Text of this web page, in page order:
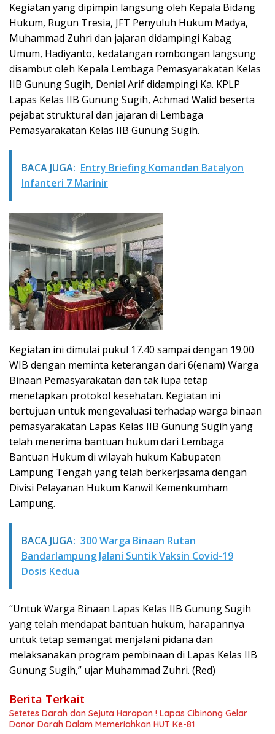
Kegiatan yang dipimpin langsung oleh Kepala Bidang
Hukum, Rugun Tresia, JFT Penyuluh Hukum Madya,
Muhammad Zuhri dan jajaran didampingi Kabag
Umum, Hadiyanto, kedatangan rombongan langsung
disambut oleh Kepala Lembaga Pemasyarakatan Kelas
IIB Gunung Sugih, Denial Arif didampingi Ka. KPLP
Lapas Kelas IIB Gunung Sugih, Achmad Walid beserta
pejabat struktural dan jajaran di Lembaga
Pemasyarakatan Kelas IIB Gunung Sugih.
BACA JUGA: Entry Briefing Komandan Batalyon
Infanteri 7 Marinir
Kegiatan ini dimulai pukul 17.40 sampai dengan 19.00
WIB dengan meminta keterangan dari 6(enam) Warga
Binaan Pemasyarakatan dan tak lupa tetap
menetapkan protokol kesehatan. Kegiatan ini
bertujuan untuk mengevaluasi terhadap warga binaan
pemasyarakatan Lapas Kelas IIB Gunung Sugih yang
telah menerima bantuan hukum dari Lembaga
Bantuan Hukum di wilayah hukum Kabupaten
Lampung Tengah yang telah berkerjasama dengan
Divisi Pelayanan Hukum Kanwil Kemenkumham
Lampung.
BACA JUGA: 300 Warga Binaan Rutan
Bandarlampung Jalani Suntik Vaksin Covid-19
Dosis Kedua
“Untuk Warga Binaan Lapas Kelas IIB Gunung Sugih
yang telah mendapat bantuan hukum, harapannya
untuk tetap semangat menjalani pidana dan
melaksanakan program pembinaan di Lapas Kelas IIB
Gunung Sugih,” ujar Muhammad Zuhri. (Red)
Berita Terkait
Setetes Darah dan Sejuta Harapan ! Lapas Cibinong Gelar
Donor Darah Dalam Memeriahkan HUT Ke-81